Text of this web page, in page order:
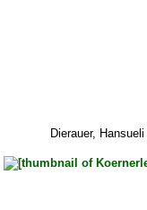
Dierauer, Hansueli